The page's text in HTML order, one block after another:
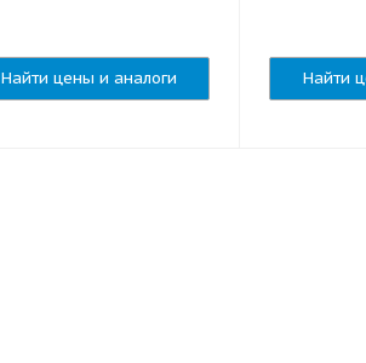
Найти цены и аналоги Найти